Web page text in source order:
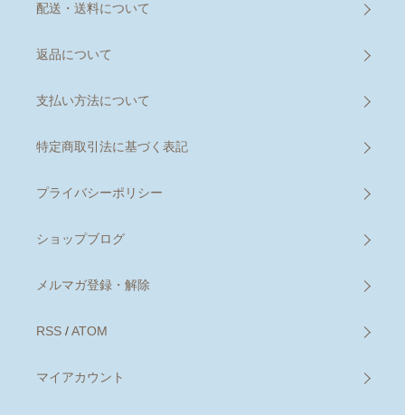
配送・送料について
返品について
支払い方法について
特定商取引法に基づく表記
プライバシーポリシー
ショップブログ
メルマガ登録・解除
RSS /ATOM
マイアカウント